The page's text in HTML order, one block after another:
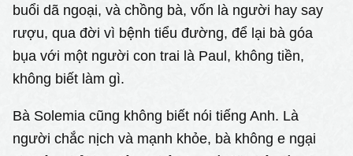
buổi dã ngoại, và chồng bà, vốn là người hay say
rượu, qua đời vì bệnh tiểu đường, để lại bà góa
bụa với một người con trai là Paul, không tiền,
không biết làm gì.
Bà Solemia cũng không biết nói tiếng Anh. Là
người chắc nịch và mạnh khỏe, bà không e ngại